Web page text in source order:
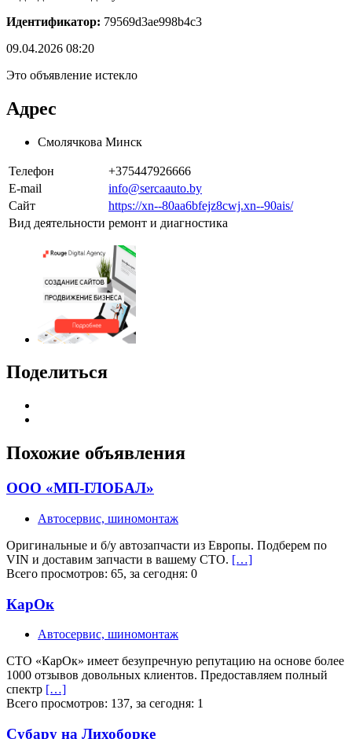
Идентификатор: 79569d3ae998b4c3
09.04.2026 08:20
Это объявление истекло
Адрес
Смолячкова Минск
Телефон
+375447926666
E-mail
info@sercaauto.by
Сайт
https://xn--80aa6bfejz8cwj.xn--90ais/
Вид деятельности ремонт и диагностика
Поделиться
Похожие объявления
ООО «МП-ГЛОБАЛ»
Автосервис, шиномонтаж
Оригинальные и б/у автозапчасти из Европы. Подберем по
VIN и доставим запчасти в вашему СТО. […]
Всего просмотров: 65, за сегодня: 0
КарОк
Автосервис, шиномонтаж
СТО «КарОк» имеет безупречную репутацию на основе более
1000 отзывов довольных клиентов. Предоставляем полный
спектр […]
Всего просмотров: 137, за сегодня: 1
Субару на Лихоборке